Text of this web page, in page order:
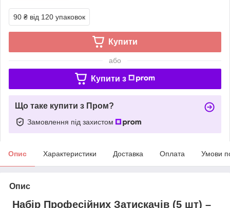
90 ₴ від 120 упаковок
Купити
або
Купити з
Що таке купити з Пром?
Замовлення під захистом
Опис Характеристики Доставка Оплата Умови
Опис
Набір Професійних Затискачів (5 шт) –